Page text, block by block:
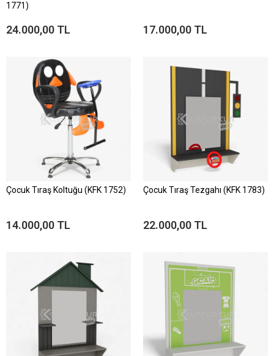
1771)
24.000,00 TL 17.000,00 TL
Çocuk Tıraş Koltuğu (KFK 1752)
14.000,00 TL
Çocuk Tıraş Tezgahı (KFK 1783)
22.000,00 TL